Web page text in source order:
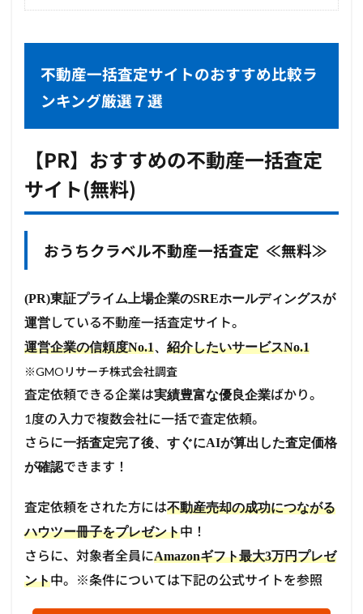
不動産一括査定サイトのおすすめ比較ラ
ンキング厳選７選
【PR】おすすめの不動産一括査定
サイト(無料)
おうちクラベル不動産一括査定 ≪無料≫
(PR)東証プライム上場企業のSREホールディングスが
運営している不動産一括査定サイト。
運営企業の信頼度No.1、 紹介したいサービスNo.1
※GMOリサーチ株式会社調査
査定依頼できる企業は実績豊富な優良企業ばかり。
1度の入力で複数会社に一括で査定依頼。
さらに一括査定完了後、すぐにAIが算出した査定価格
が確認できます！
査定依頼をされた方には不動産売却の成功につながる
ハウツー冊子をプレゼント中！
さらに、対象者全員にAmazonギフト最大3万円プレゼ
ント中。※条件については下記の公式サイトを参照